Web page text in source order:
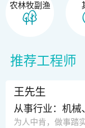
农林牧副渔
推荐工程师
王先生
从事行业：机械
为人中肯，做事踏